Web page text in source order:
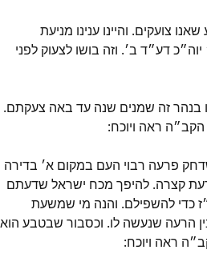
צועקים. והיינו ענינו מניעת
דע״ד ב׳. וזה בושו לצעוק לפני
בנהר זה שמנים שנה עד באה צעקתם.
ראה ויוכח:
פרעה רבוי העם במקום א׳ בדירה
קצרה. להיפך מכח ישראל שדעתם
כדי להשפילם. והנה מי שמשעת
הרעה שנעשה לו. וכסבור שבטבע הוא
ראה ויוכח: